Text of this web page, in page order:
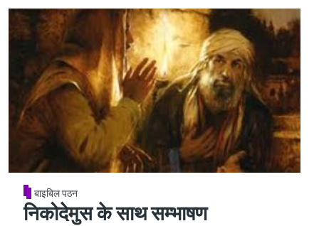
बाइबिल पठन
निकोदेमुस के साथ सम्भाषण